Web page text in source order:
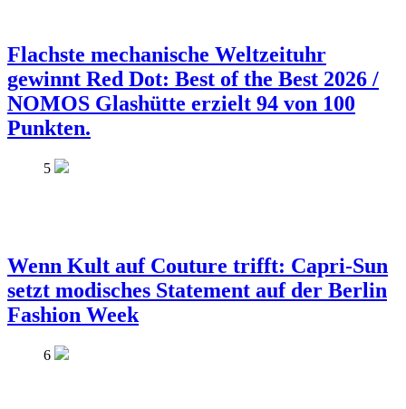
Flachste mechanische Weltzeituhr
gewinnt Red Dot: Best of the Best 2026 /
NOMOS Glashütte erzielt 94 von 100
Punkten.
5
Wenn Kult auf Couture trifft: Capri-Sun
setzt modisches Statement auf der Berlin
Fashion Week
6